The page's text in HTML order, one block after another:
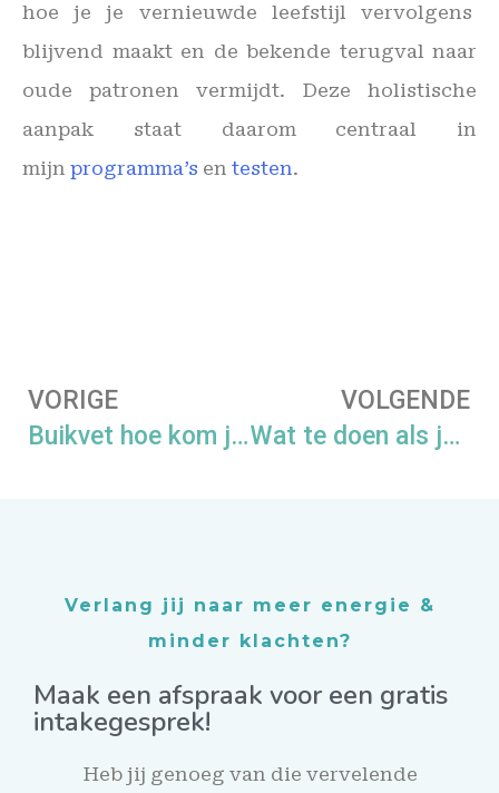
hoe je je vernieuwde leefstijl vervolgens
blijvend maakt en de bekende terugval naar
oude patronen vermijdt. Deze holistische
aanpak staat daarom centraal in
mijn programma’s en testen.
VORIGE
Buikvet hoe kom je er van af?
VOLGENDE
Wat te doen als je in de overgang blijkt te zitten
Verlang jij naar meer energie &
minder klachten?
Maak een afspraak voor een gratis
intakegesprek!
Heb jij genoeg van die vervelende